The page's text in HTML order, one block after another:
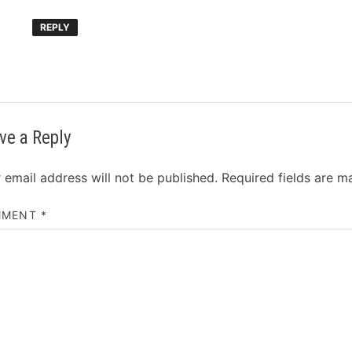
REPLY
a Reply
email address will not be published. Required fields are
*